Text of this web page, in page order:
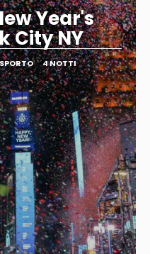
Year's
City NY
4 NOTTI